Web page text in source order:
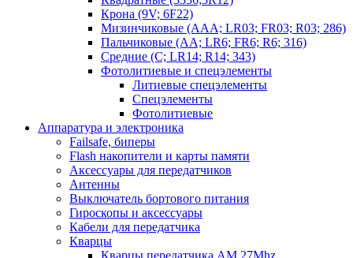
Крона (9V; 6F22)
Мизинчиковые (AAA; LR03; FR03; R03; 286)
Пальчиковые (AA; LR6; FR6; R6; 316)
Средние (C; LR14; R14; 343)
Фотолитиевые и спецэлементы
Литиевые спецэлементы
Спецэлементы
Фотолитиевые
Аппаратура и электроника
Failsafe, биперы
Flash накопители и карты памяти
Аксессуары для передатчиков
Антенны
Выключатель бортового питания
Гироскопы и аксессуары
Кабели для передатчика
Кварцы
Кварцы передатчика AM 27Mhz